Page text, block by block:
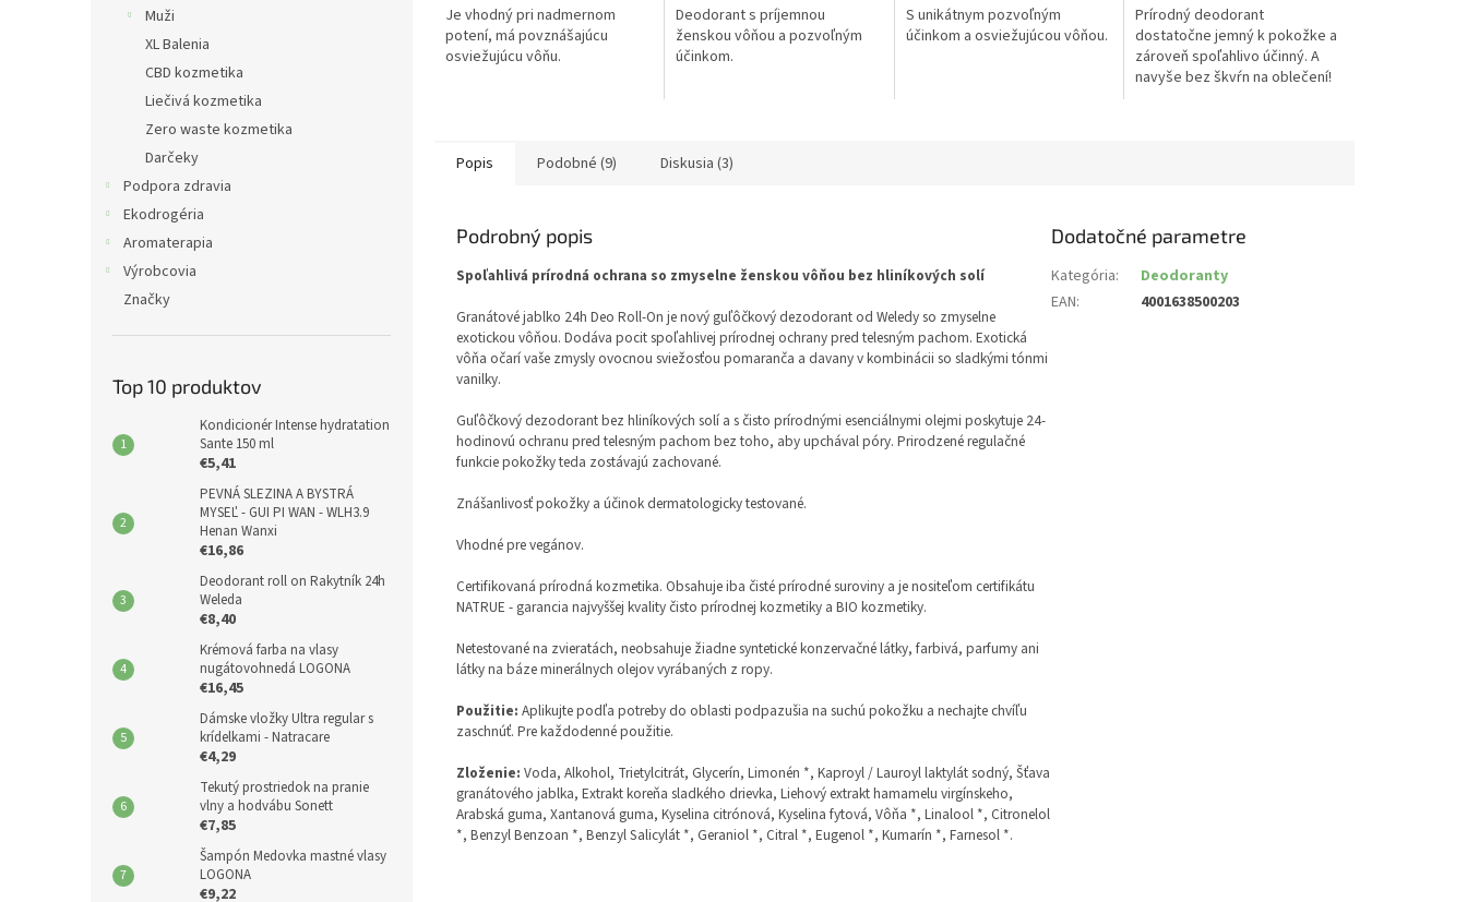
Muži
XL Balenia
CBD kozmetika
Liečivá kozmetika
Zero waste kozmetika
Darčeky
Podpora zdravia
Ekodrogéria
Aromaterapia
Výrobcovia
Značky
Top 10 produktov
Kondicionér Intense hydratation
Sante 150 ml
€5,41
PEVNÁ SLEZINA A BYSTRÁ
MYSEĽ - GUI PI WAN - WLH3.9
Henan Wanxi
€16,86
Deodorant roll on Rakytník 24h
Weleda
€8,40
Krémová farba na vlasy
nugátovohnedá LOGONA
€16,45
Dámske vložky Ultra regular s
krídelkami - Natracare
€4,29
Tekutý prostriedok na pranie
vlny a hodvábu Sonett
€7,85
Šampón Medovka mastné vlasy
LOGONA
€9,22
Je vhodný pri nadmernom
potení, má povznášajúcu
osviežujúcu vôňu.
Deodorant s príjemnou
ženskou vôňou a pozvoľným
účinkom.
S unikátnym pozvoľným
účinkom a osviežujúcou vôňou.
Prírodný deodorant
dostatočne jemný k pokožke a
zároveň spoľahlivo účinný. A
navyše bez škvŕn na oblečení!
Popis Podobné (9) Diskusia (3)
Podrobný popis
Spoľahlivá prírodná ochrana so zmyselne ženskou vôňou bez hliníkových solí
Granátové jablko 24h Deo Roll-On je nový guľôčkový dezodorant od Weledy so zmyselne
exotickou vôňou. Dodáva pocit spoľahlivej prírodnej ochrany pred telesným pachom. Exotická
vôňa očarí vaše zmysly ovocnou sviežosťou pomaranča a davany v kombinácii so sladkými tónmi
vanilky.
Guľôčkový dezodorant bez hliníkových solí a s čisto prírodnými esenciálnymi olejmi poskytuje 24-
hodinovú ochranu pred telesným pachom bez toho, aby upchával póry. Prirodzené regulačné
funkcie pokožky teda zostávajú zachované.
Znášanlivosť pokožky a účinok dermatologicky testované.
Vhodné pre vegánov.
Certifikovaná prírodná kozmetika. Obsahuje iba čisté prírodné suroviny a je nositeľom certifikátu
NATRUE - garancia najvyššej kvality čisto prírodnej kozmetiky a BIO kozmetiky.
Netestované na zvieratách, neobsahuje žiadne syntetické konzervačné látky, farbivá, parfumy ani
látky na báze minerálnych olejov vyrábaných z ropy.
Použitie: Aplikujte podľa potreby do oblasti podpazušia na suchú pokožku a nechajte chvíľu
zaschnúť. Pre každodenné použitie.
Zloženie: Voda, Alkohol, Trietylcitrát, Glycerín, Limonén *, Kaproyl / Lauroyl laktylát sodný, Šťava
granátového jablka, Extrakt koreňa sladkého drievka, Liehový extrakt hamamelu virgínskeho,
Arabská guma, Xantanová guma, Kyselina citrónová, Kyselina fytová, Vôňa *, Linalool *, Citronelol
*, Benzyl Benzoan *, Benzyl Salicylát *, Geraniol *, Citral *, Eugenol *, Kumarín *, Farnesol *.
Dodatočné parametre
Kategória:
Deodoranty
EAN: 4001638500203